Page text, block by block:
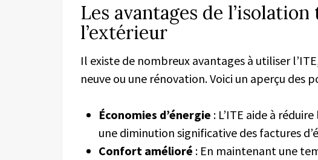
Les avantages de
l’extérieur
Il existe de nombreux avantages à utiliser
neuve ou une rénovation. Voici un aperçu des
Économies d’énergie : L’ITE aide à
une diminution significative des factures
Confort amélioré : En maintenant une